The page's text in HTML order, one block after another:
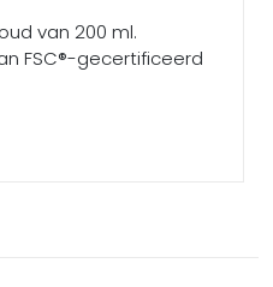
van 200 ml.
FSC®-gecertificeerd